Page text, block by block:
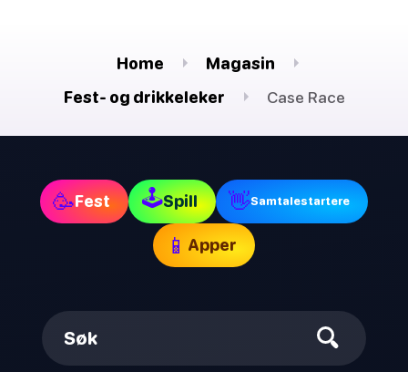
Home
Magasin
Fest- og drikkeleker
Case Race
🥳Fest 🕹Spill 👋Samtalestartere
📱 Apper
Søk